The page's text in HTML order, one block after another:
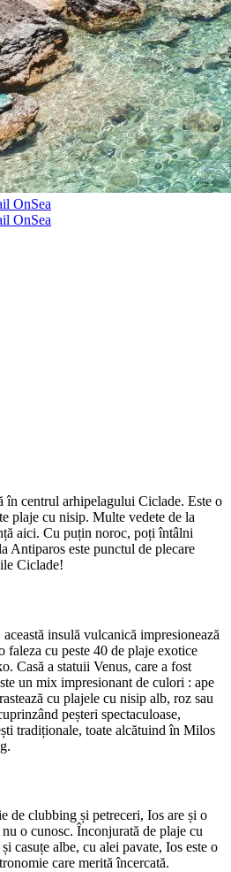
în centrul arhipelagului Ciclade. Este o
plaje cu nisip. Multe vedete de la
aici. Cu puțin noroc, poți întâlni
Antiparos este punctul de plecare
Ciclade!
insulă vulcanică impresionează
faleza cu peste 40 de plaje exotice
Casă a statuii Venus, care a fost
un mix impresionant de culori : ape
cu plajele cu nisip alb, roz sau
peșteri spectaculoase,
tradiționale, toate alcătuind în Milos
de clubbing și petreceri, Ios are și o
o cunosc. Înconjurată de plaje cu
casuțe albe, cu alei pavate, Ios este o
care merită încercată.